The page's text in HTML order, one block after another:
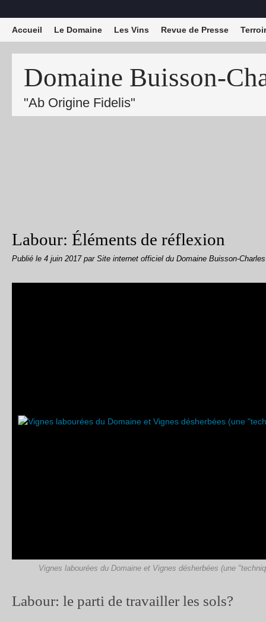
Domaine Buisson-
"Ab Origine Fidelis"
Accueil Le Domaine Les Vins Revue de Presse
Labour: Éléments de réflexion
Publié le 4 juin 2017 par Site internet officiel du Domaine Buisson-Charles
Vignes labourées du Domaine et Vignes désherbées (une
Labour: le parti de travailler les sols?